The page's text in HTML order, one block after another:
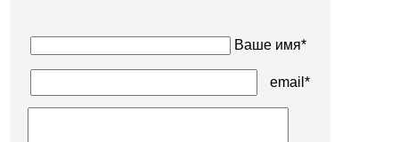
Ваше имя*
email*